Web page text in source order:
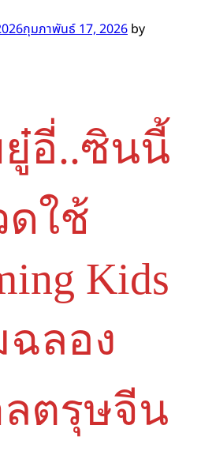
กุมภาพันธ์ 17, 2026 by
อี่..ซินนี้
ดใช้
Kids
ฉลอง
ลตรุษจีน